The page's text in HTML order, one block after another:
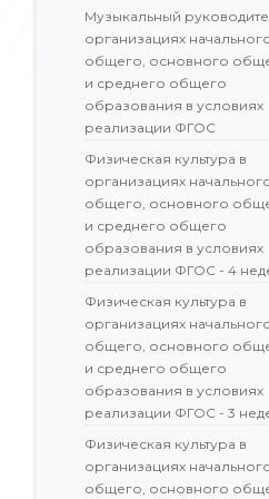
Музыкальный
организациях
общего, основного
и среднего общего
образования в условиях
реализации ФГОС
Физическая культура в
организациях
общего, основного
и среднего общего
образования в условиях
реализации ФГОС - 4
Физическая культура в
организациях
общего, основного
и среднего общего
образования в условиях
реализации ФГОС - 3
Физическая культура в
организациях
общего, основного